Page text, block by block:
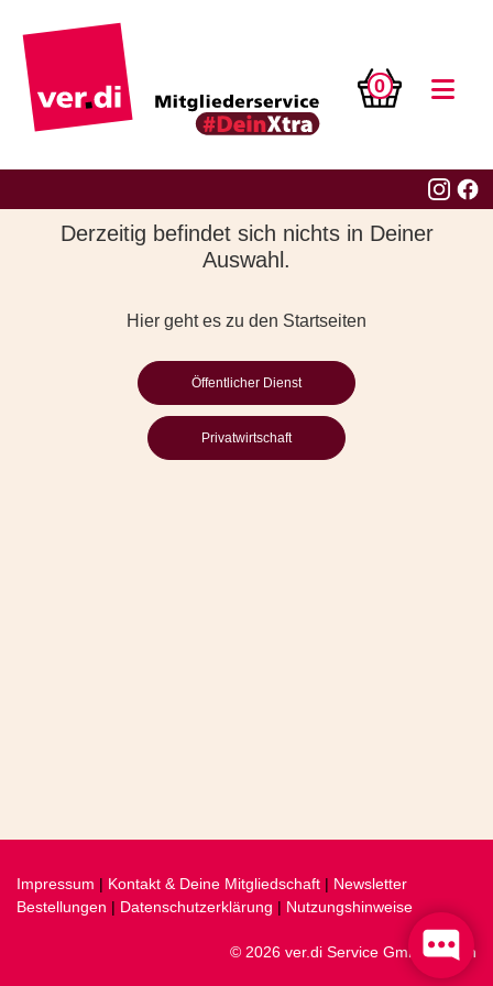
0
Derzeitig befindet sich nichts in Deiner
Auswahl.
Hier geht es zu den Startseiten
Öffentlicher Dienst
Privatwirtschaft
Impressum | Kontakt & Deine Mitgliedschaft | Newsletter
Bestellungen | Datenschutzerklärung | Nutzungshinweise
© 2026 ver.di Service GmbH, Berlin